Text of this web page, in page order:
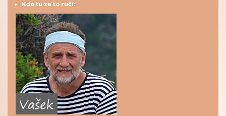
Kdo tu za to ručí: